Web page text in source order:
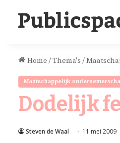
Home /Thema's /
Maatschappelijk
Dodelijk
Steven de Waal 11 mei 2009